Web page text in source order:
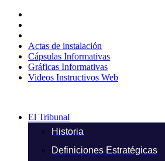
contenido
Actas de instalación
Cápsulas Informativas
Gráficas Informativas
Videos Instructivos Web
El Tribunal
Historia
Definiciones Estratégicas